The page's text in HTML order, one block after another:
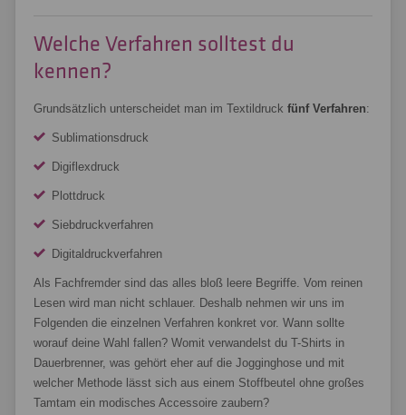
Welche Verfahren solltest du
kennen?
Grundsätzlich unterscheidet man im Textildruck fünf Verfahren:
Sublimationsdruck
Digiflexdruck
Plottdruck
Siebdruckverfahren
Digitaldruckverfahren
Als Fachfremder sind das alles bloß leere Begriffe. Vom reinen
Lesen wird man nicht schlauer. Deshalb nehmen wir uns im
Folgenden die einzelnen Verfahren konkret vor. Wann sollte
worauf deine Wahl fallen? Womit verwandelst du T-Shirts in
Dauerbrenner, was gehört eher auf die Jogginghose und mit
welcher Methode lässt sich aus einem Stoffbeutel ohne großes
Tamtam ein modisches Accessoire zaubern?